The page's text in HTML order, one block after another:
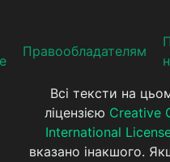
Прaвooблaдателям
Всі тексти на
ліцензією Creative
International
вказано інакшого.